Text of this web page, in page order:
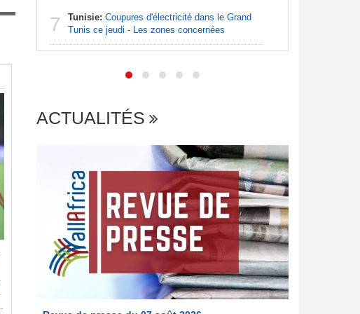
7 Tunisie: Coupures d'électricité dans le Grand
Tunis ce jeudi - Les zones concernées
ACTUALITÉS